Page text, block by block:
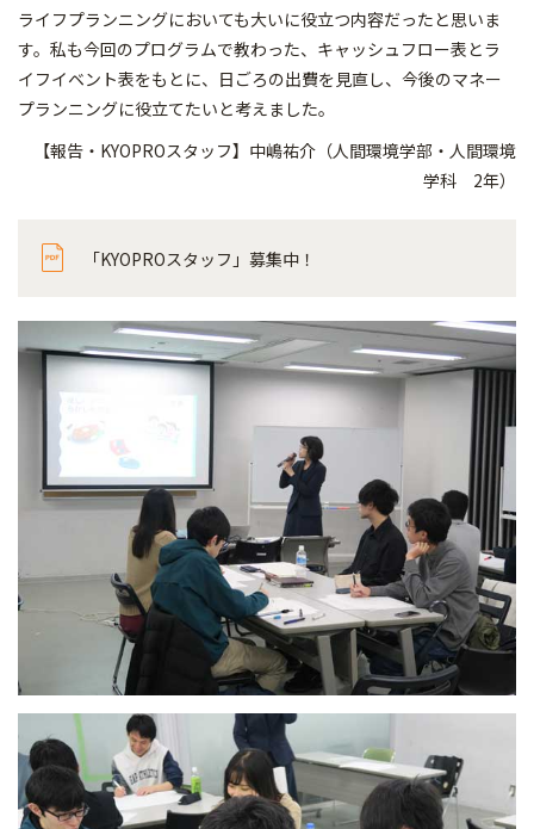
ライフプランニングにおいても大いに役立つ内容だったと思いま
す。私も今回のプログラムで教わった、キャッシュフロー表とラ
イフイベント表をもとに、日ごろの出費を見直し、今後のマネー
プランニングに役立てたいと考えました。
【報告・KYOPROスタッフ】中嶋祐介（人間環境学部・人間環境
学科 2年）
「KYOPROスタッフ」募集中！